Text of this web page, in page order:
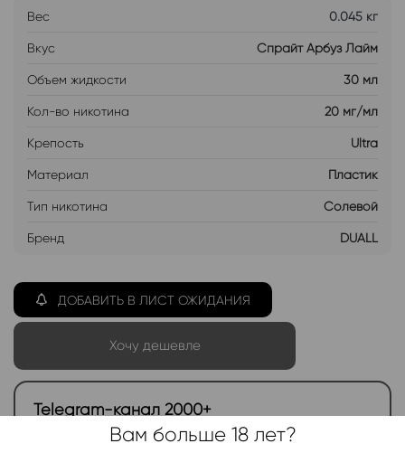
Вес 0.045 кг
Вкус Спрайт Арбуз Лайм
Объем жидкости 30 мл
Кол-во никотина 20 мг/мл
Крепость Ultra
Материал Пластик
Тип никотина Солевой
Бренд DUALL
ДОБАВИТЬ В ЛИСТ ОЖИДАНИЯ
Хочу дешевле
Telegram-канал 2000+
Актуальные новинки и акции каждые день!
Вам больше 18 лет?